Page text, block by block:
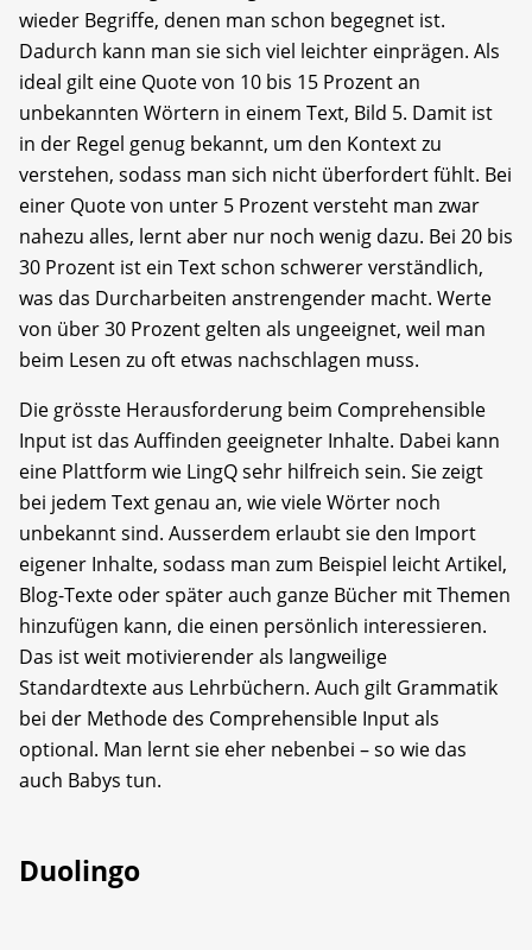
wieder Begriffe, denen man schon begegnet ist.
Dadurch kann man sie sich viel leichter einprägen. Als
ideal gilt eine Quote von 10 bis 15 Prozent an
unbekannten Wörtern in einem Text, Bild 5. Damit ist
in der Regel genug bekannt, um den Kontext zu
verstehen, sodass man sich nicht überfordert fühlt. Bei
einer Quote von unter 5 Prozent versteht man zwar
nahezu alles, lernt aber nur noch wenig dazu. Bei 20 bis
30 Prozent ist ein Text schon schwerer verständlich,
was das Durcharbeiten anstrengender macht. Werte
von über 30 Prozent gelten als ungeeignet, weil man
beim Lesen zu oft etwas nachschlagen muss.
Die grösste Herausforderung beim Comprehensible
Input ist das Auffinden geeigneter Inhalte. Dabei kann
eine Plattform wie LingQ sehr hilfreich sein. Sie zeigt
bei jedem Text genau an, wie viele Wörter noch
unbekannt sind. Ausserdem erlaubt sie den Import
eigener Inhalte, sodass man zum Beispiel leicht Artikel,
Blog-Texte oder später auch ganze Bücher mit Themen
hinzufügen kann, die einen persönlich interessieren.
Das ist weit motivierender als langweilige
Standardtexte aus Lehrbüchern. Auch gilt Grammatik
bei der Methode des Comprehensible Input als
optional. Man lernt sie eher nebenbei – so wie das
auch Babys tun.
Duolingo